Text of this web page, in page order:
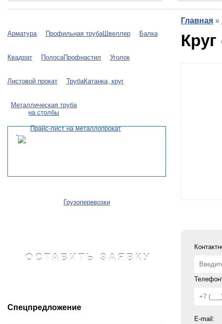
Арматура Профильная трубаШвеллер Балка
Квадрат ПолосаПрофнастил Уголок
Листовой прокат ТрубаКатанка, круг
Металлическая труба
на столбы
Прайс-лист на металлопрокат
Грузоперевозки
ОСТАВИТЬ ЗАЯВКУ
Спецпредложение
Главная »
E-mail: